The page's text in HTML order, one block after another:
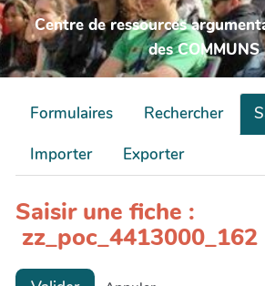
Centre de ressources
des COMMUNS
Formulaires Rechercher
Importer
Exporter
Saisir une fiche :
zz_poc_4413000_162